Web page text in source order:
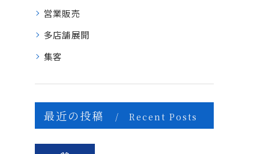
営業販売
多店舗展開
集客
最近の投稿 Recent Posts